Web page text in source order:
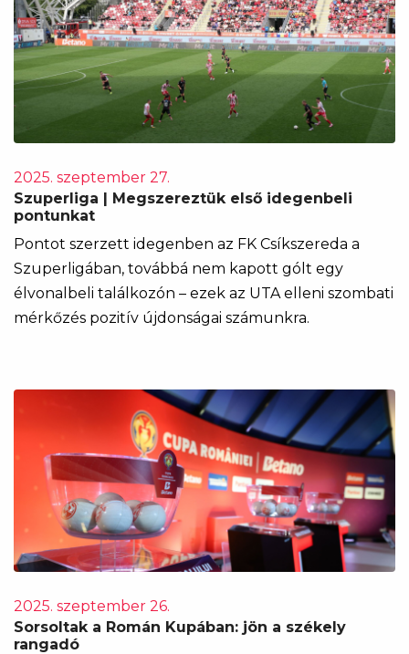
2025. szeptember 27.
Szuperliga | Megszereztük első idegenbeli
pontunkat
Pontot szerzett idegenben az FK Csíkszereda a
Szuperligában, továbbá nem kapott gólt egy
élvonalbeli találkozón – ezek az UTA elleni szombati
mérkőzés pozitív újdonságai számunkra.
2025. szeptember 26.
Sorsoltak a Román Kupában: jön a székely
rangadó